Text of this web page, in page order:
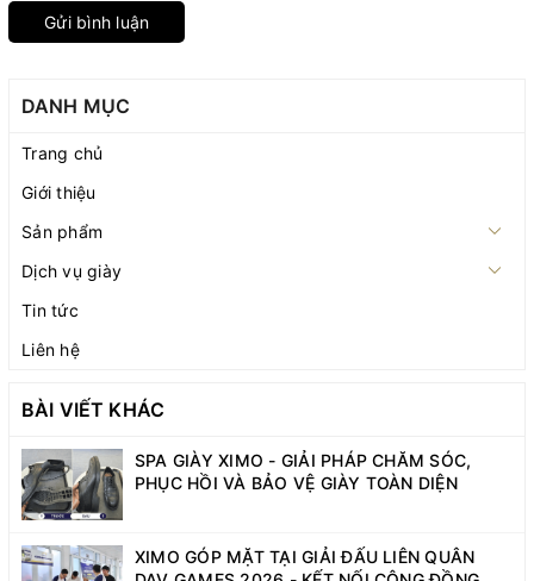
Gửi bình luận
DANH MỤC
Trang chủ
Giới thiệu
Sản phẩm
Dịch vụ giày
Tin tức
Liên hệ
BÀI VIẾT KHÁC
SPA GIÀY XIMO - GIẢI PHÁP CHĂM SÓC,
PHỤC HỒI VÀ BẢO VỆ GIÀY TOÀN DIỆN
XIMO GÓP MẶT TẠI GIẢI ĐẤU LIÊN QUÂN